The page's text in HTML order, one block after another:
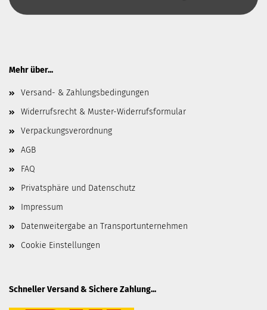
Mehr über...
Versand- & Zahlungsbedingungen
Widerrufsrecht & Muster-Widerrufsformular
Verpackungsverordnung
AGB
FAQ
Privatsphäre und Datenschutz
Impressum
Datenweitergabe an Transportunternehmen
Cookie Einstellungen
Schneller Versand & Sichere Zahlung...